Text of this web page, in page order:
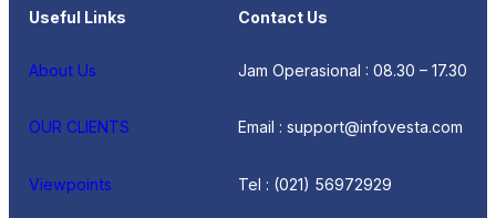
Useful Links
About Us
OUR CLIENTS
Viewpoints
Contact Us
Jam Operasional : 08.30 – 17.30
Email : support@infovesta.com
Tel : (021) 56972929